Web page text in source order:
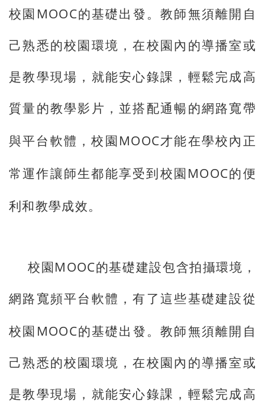
校園 MOOC的基礎出發。教師無須離開自
己熟悉的校園環境，在校園內的導播室或
是教學現場，就能安心錄課，輕鬆完成高
質量的教學影片，並搭配通暢的網路寬帶
與平台軟體，校園 MOOC才能在學校內正
常運作讓師生都能享受到校園 MOOC的便
利和教學成效。
校園 MOOC的基礎建設包含拍攝環境，
網路寬頻平台軟體，有了這些基礎建設從
校園 MOOC的基礎出發。教師無須離開自
己熟悉的校園環境，在校園內的導播室或
是教學現場，就能安心錄課，輕鬆完成高